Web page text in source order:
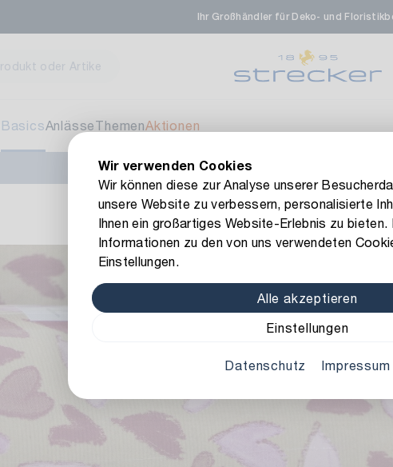
Wir verwenden Cookies
Wir können diese zur Analyse unserer
unsere Website zu verbessern, personalisierte
Ihnen ein großartiges Website-Erlebnis zu bieten.
Informationen zu den von uns verwendeten
Einstellungen.
Alle akzeptieren
Einstellungen
Datenschutz Impressum
Ihr Großhändler für Deko- und
BasicsAnlässeThemenAktionen
FLORISSIMA-Kollektion H/W 2026 –